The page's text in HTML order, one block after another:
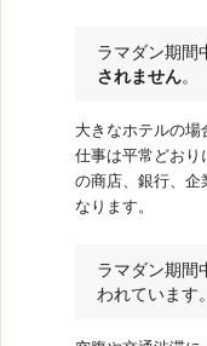
ラマダン期間
されません。
大きなホテルの場
仕事は平常どおり
の商店、銀行、企
なります。
ラマダン期間
われています。